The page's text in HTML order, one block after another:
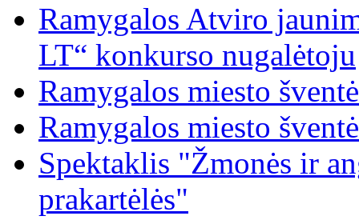
Ramygalos Atviro
LT“ konkurso nugalėtoju
Ramygalos miesto šventė
Ramygalos miesto šventė
Spektaklis "Žmonės ir
prakartėlės"